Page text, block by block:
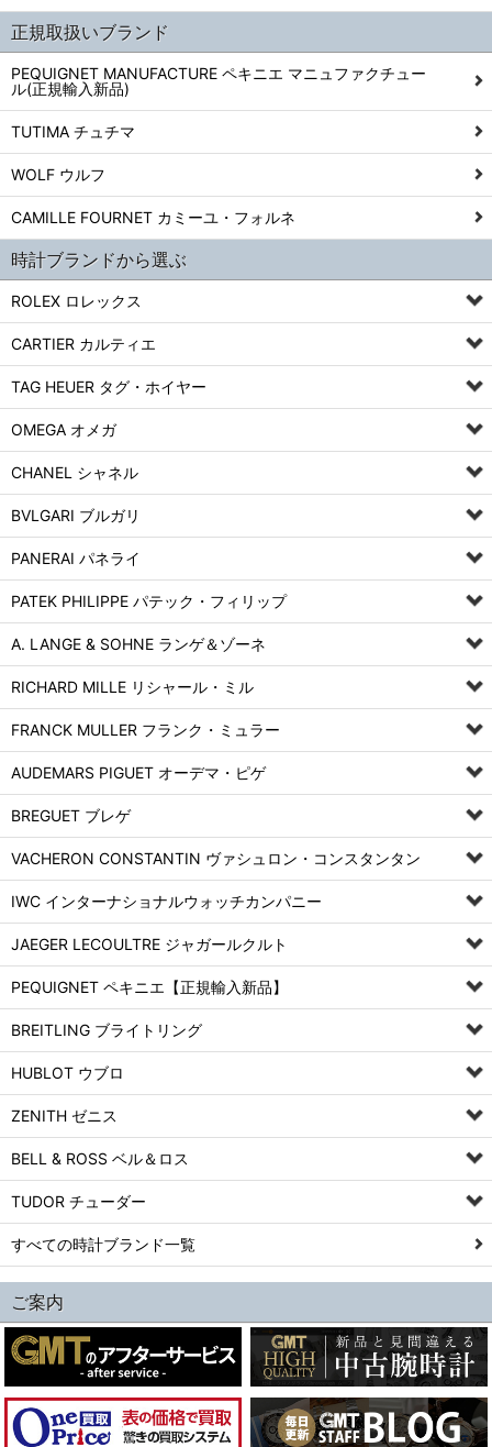
正規取扱いブランド
PEQUIGNET MANUFACTURE ペキニエ マニュファクチュー
ル(正規輸入新品)
TUTIMA チュチマ
WOLF ウルフ
CAMILLE FOURNET カミーユ・フォルネ
時計ブランドから選ぶ
ROLEX ロレックス
CARTIER カルティエ
TAG HEUER タグ・ホイヤー
OMEGA オメガ
CHANEL シャネル
BVLGARI ブルガリ
PANERAI パネライ
PATEK PHILIPPE パテック・フィリップ
A. LANGE & SOHNE ランゲ＆ゾーネ
RICHARD MILLE リシャール・ミル
FRANCK MULLER フランク・ミュラー
AUDEMARS PIGUET オーデマ・ピゲ
BREGUET ブレゲ
VACHERON CONSTANTIN ヴァシュロン・コンスタンタン
IWC インターナショナルウォッチカンパニー
JAEGER LECOULTRE ジャガールクルト
PEQUIGNET ペキニエ【正規輸入新品】
BREITLING ブライトリング
HUBLOT ウブロ
ZENITH ゼニス
BELL & ROSS ベル＆ロス
TUDOR チューダー
すべての時計ブランド一覧
ご案内